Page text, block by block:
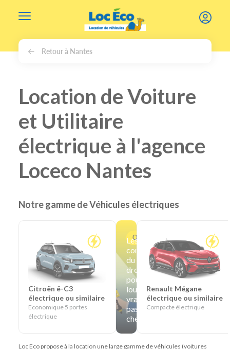
Retour à Nantes
Location de Voiture
et Utilitaire
électrique à l'agence
Loceco Nantes
Notre gamme de Véhicules électriques
Citroën ë-C3
électrique ou similaire
Economique 5 portes
électrique
Offre
Les
conseils
du
dromadaire
pour
louer
vraiment
pas
cher
Renault Mégane
électrique ou similaire
Compacte électrique
Loc Eco propose à la location une large gamme de véhicules (voitures